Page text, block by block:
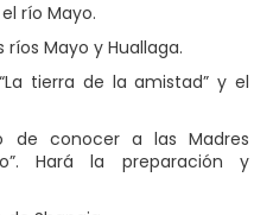
río Mayo.
Mayo y Huallaga.
tierra de la amistad” y el
de conocer a las Madres
Hará la preparación y